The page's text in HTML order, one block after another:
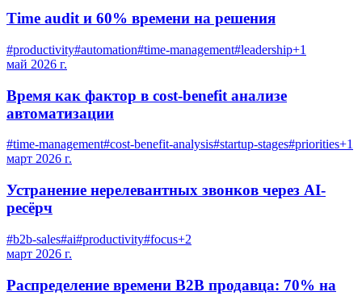
Time audit и 60% времени на решения
#productivity#automation#time-management#leadership+1
май 2026 г.
Время как фактор в cost-benefit анализе
автоматизации
#time-management#cost-benefit-analysis#startup-stages#priorities+1
март 2026 г.
Устранение нерелевантных звонков через AI-
ресёрч
#b2b-sales#ai#productivity#focus+2
март 2026 г.
Распределение времени B2B продавца: 70% на